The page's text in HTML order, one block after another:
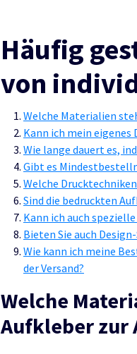
Häufig
von
Welche Materialien
Kann ich mein eigenes
Wie lange dauert es,
Gibt es
Welche
Sind die bedruckten
Kann ich auch
Bieten Sie auch
Wie kann ich meine
der Versand?
Welche
Aufkleber zur